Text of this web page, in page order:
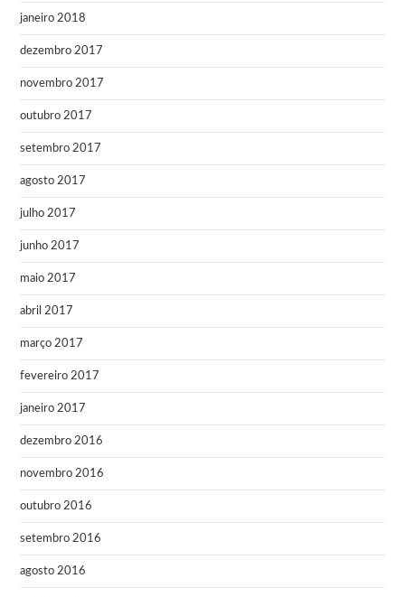
janeiro 2018
dezembro 2017
novembro 2017
outubro 2017
setembro 2017
agosto 2017
julho 2017
junho 2017
maio 2017
abril 2017
março 2017
fevereiro 2017
janeiro 2017
dezembro 2016
novembro 2016
outubro 2016
setembro 2016
agosto 2016